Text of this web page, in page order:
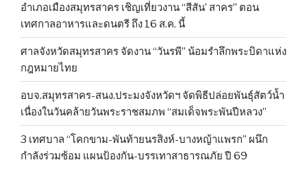
อำเภอเมืองสมุทรสาคร เชิญเที่ยวงาน “สีสัน’ สาคร” ตอน
เทศกาลอาหารและดนตรี ถึง 16 ส.ค. นี้
ศาลจังหวัดสมุทรสาคร จัดงาน “วันรพี” น้อมรำลึกพระบิดาแห่ง
กฎหมายไทย
อบจ.สมุทรสาคร-สนง.ประมงจังหวัดฯ จัดพิธีปล่อยพันธุ์สัตว์น้ำ
เนื่องในวันคล้ายวันพระราชสมภพ “สมเด็จพระพันปีหลวง”
3 เทศบาล “โคกขาม-พันท้ายนรสิงห์-บางหญ้าแพรก” ผนึก
กำลังร่วมซ้อม แผนป้องกัน-บรรเทาสาธารณภัย ปี 69